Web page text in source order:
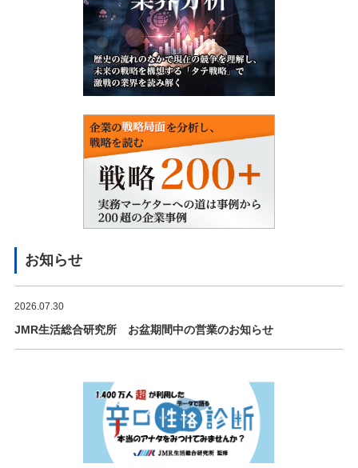
お知らせ
2026.07.30
JMR生活総合研究所 お盆期間中の営業のお知らせ